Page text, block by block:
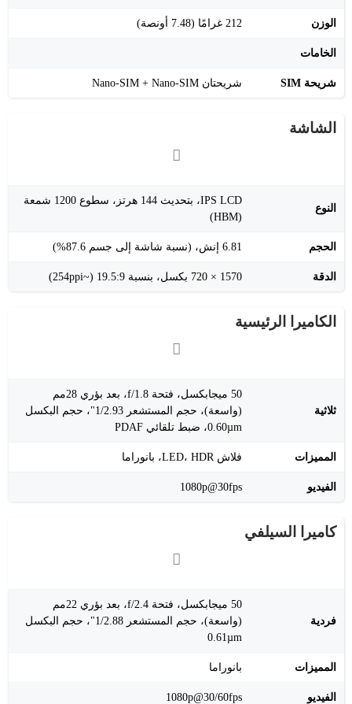
الوزن ‎212 غرامًا (7.48 أونصة)
الخامات
شريحة SIM شريحتان Nano-SIM + Nano-SIM
الشاشة
النوع
IPS LCD، بتحديث 144 هرتز، سطوع 1200 شمعة
(HBM)
الحجم ‎6.81 إنش، (نسبة شاشة إلى جسم 87.6%)
الدقة ‎720 × 1570 بكسل، بنسبة 19.5:9 (~254ppi)
الكاميرا الرئيسية
ثلاثية
50 ميجابكسل، فتحة f/1.8، بعد بؤري 28مم
(واسعة)، حجم المستشعر 1/2.93"، حجم البكسل
0.60µm، ضبط تلقائي PDAF
المميزات فلاش LED، HDR، بانوراما
الفيديو ‎1080p@30fps
كاميرا السيلفي
فردية
50 ميجابكسل، فتحة f/2.4، بعد بؤري 22مم
(واسعة)، حجم المستشعر 1/2.88"، حجم البكسل
0.61µm
المميزات بانوراما
الفيديو ‎1080p@30/60fps